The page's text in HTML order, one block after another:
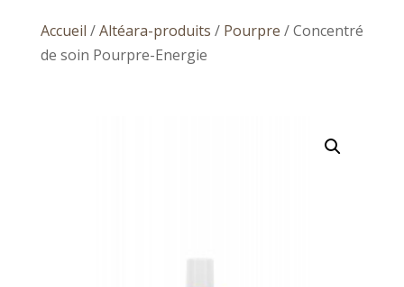
Accueil /Altéara-produits / Pourpre / Concentré
de soin Pourpre-Energie